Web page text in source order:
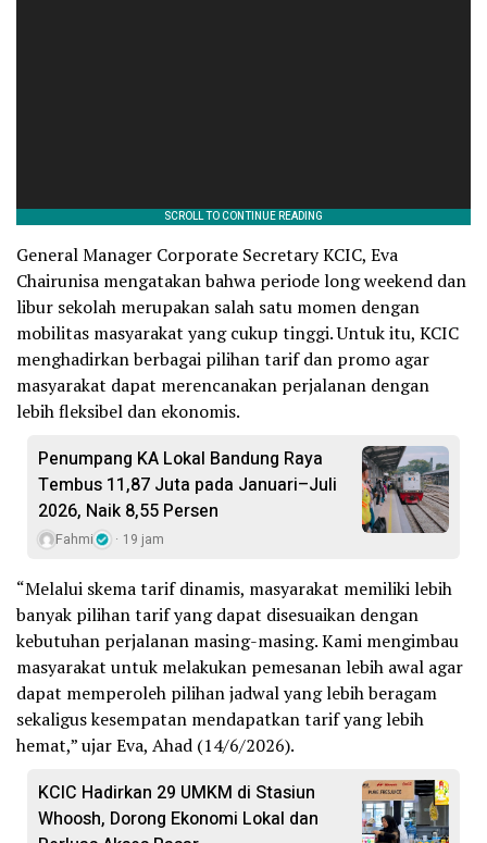
General Manager Corporate Secretary KCIC, Eva
Chairunisa mengatakan bahwa periode long weekend dan
libur sekolah merupakan salah satu momen dengan
mobilitas masyarakat yang cukup tinggi. Untuk itu, KCIC
menghadirkan berbagai pilihan tarif dan promo agar
masyarakat dapat merencanakan perjalanan dengan
lebih fleksibel dan ekonomis.
Penumpang KA Lokal Bandung Raya
Tembus 11,87 Juta pada Januari–Juli
2026, Naik 8,55 Persen
Fahmi 19 jam
“Melalui skema tarif dinamis, masyarakat memiliki lebih
banyak pilihan tarif yang dapat disesuaikan dengan
kebutuhan perjalanan masing-masing. Kami mengimbau
masyarakat untuk melakukan pemesanan lebih awal agar
dapat memperoleh pilihan jadwal yang lebih beragam
sekaligus kesempatan mendapatkan tarif yang lebih
hemat,” ujar Eva, Ahad (14/6/2026).
KCIC Hadirkan 29 UMKM di Stasiun
Whoosh, Dorong Ekonomi Lokal dan